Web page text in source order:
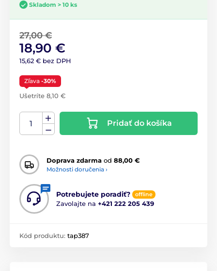
Skladom > 10 ks
27,00 €
18,90 €
15,62 € bez DPH
Zľava -30%
Ušetríte 8,10 €
Pridať do košíka
Doprava zdarma od 88,00 €
Možnosti doručenia ›
Potrebujete poradiť? offline
Zavolajte na +421 222 205 439
Kód produktu: tap387